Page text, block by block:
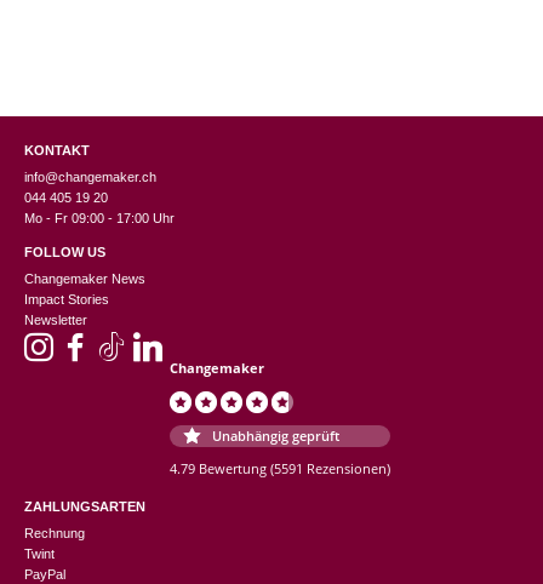
KONTAKT
info@changemaker.ch
044 405 19 20
Mo - Fr 09:00 - 17:00 Uhr
FOLLOW US
Changemaker News
Impact Stories
Newsletter
Changemaker
Unabhängig geprüft
4.79 Bewertung (5591 Rezensionen)
ZAHLUNGSARTEN
Rechnung
Twint
PayPal